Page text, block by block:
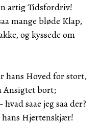
artig Tidsfordriv!
mange bløde Klap,
og kyssede om
hans Hoved for stort,
Ansigtet bort;
saae jeg saa der?
hans Hjertenskjær!